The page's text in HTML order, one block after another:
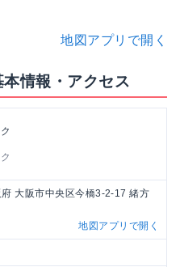
地図アプリで開く
情報・アクセス
大阪市中央区今橋3-2-17 緒方
地図アプリで開く